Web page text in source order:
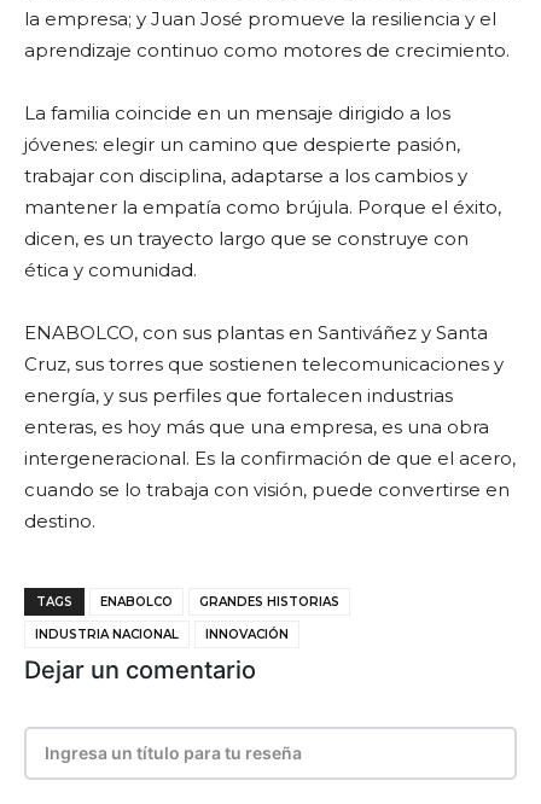
la empresa; y Juan José promueve la resiliencia y el
aprendizaje continuo como motores de crecimiento.
La familia coincide en un mensaje dirigido a los
jóvenes: elegir un camino que despierte pasión,
trabajar con disciplina, adaptarse a los cambios y
mantener la empatía como brújula. Porque el éxito,
dicen, es un trayecto largo que se construye con
ética y comunidad.
ENABOLCO, con sus plantas en Santiváñez y Santa
Cruz, sus torres que sostienen telecomunicaciones y
energía, y sus perfiles que fortalecen industrias
enteras, es hoy más que una empresa, es una obra
intergeneracional. Es la confirmación de que el acero,
cuando se lo trabaja con visión, puede convertirse en
destino.
TAGS ENABOLCO GRANDES HISTORIAS
INDUSTRIA NACIONAL INNOVACIÓN
Dejar un comentario